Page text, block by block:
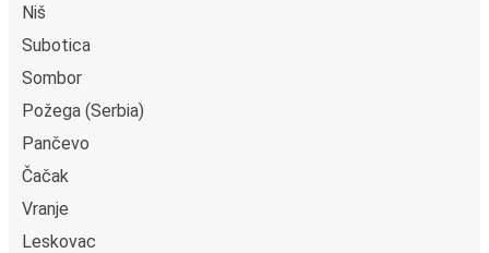
Niš
Subotica
Sombor
Požega (Serbia)
Pančevo
Čačak
Vranje
Leskovac